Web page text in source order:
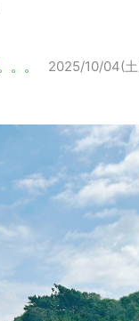
。。 2025/10/04(